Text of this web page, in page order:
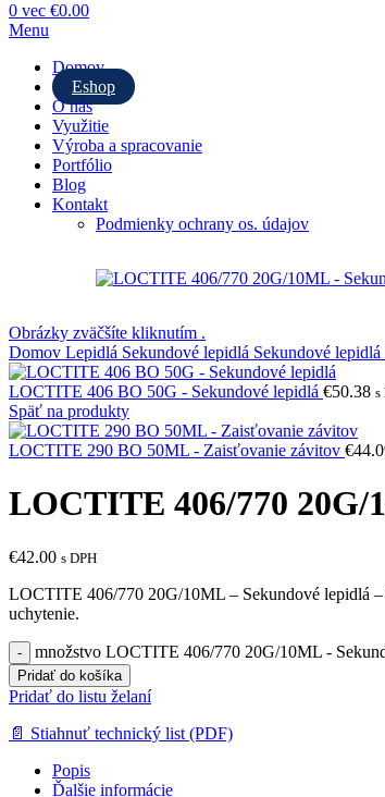
0 vec €0.00
Menu
Domov
Eshop
O nás
Využitie
Výroba a spracovanie
Portfólio
Blog
Kontakt
Podmienky ochrany os. údajov
Obrázky zväčšíte kliknutím .
Domov Lepidlá Sekundové lepidlá Sekundové
LOCTITE 406 BO 50G - Sekundové lepidlá €50.38 s
Späť na produkty
LOCTITE 290 BO 50ML - Zaisťovanie závitov €
LOCTITE 406/770 20G/
€42.00 s DPH
LOCTITE 406/770 20G/10ML – Sekundové lepidlá –
uchytenie.
množstvo LOCTITE 406/770 20G/10ML -
Pridať do košíka
Pridať do listu želaní
📄 Stiahnuť technický list (PDF)
Popis
Ďalšie informácie